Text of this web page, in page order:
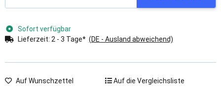
Sofort verfügbar
Lieferzeit: 2 - 3 Tage* (DE - Ausland abweichend)
Auf Wunschzettel Auf die Vergleichsliste